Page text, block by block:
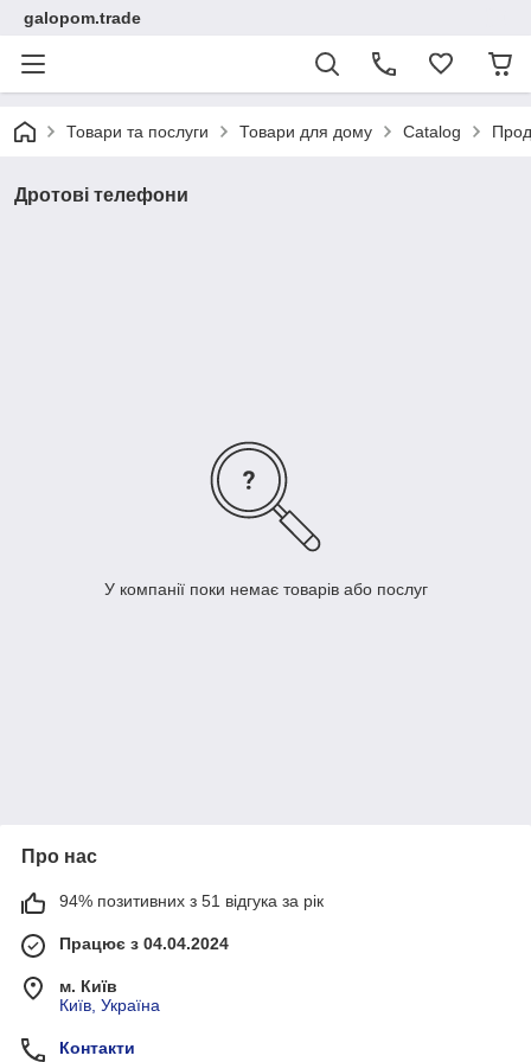
galopom.trade
Товари та послуги Товари для дому Catalog
Дротові телефони
У компанії поки немає товарів або послуг
Про нас
94% позитивних з 51 відгука за рік
Працює з 04.04.2024
м. Київ
Київ, Україна
Контакти